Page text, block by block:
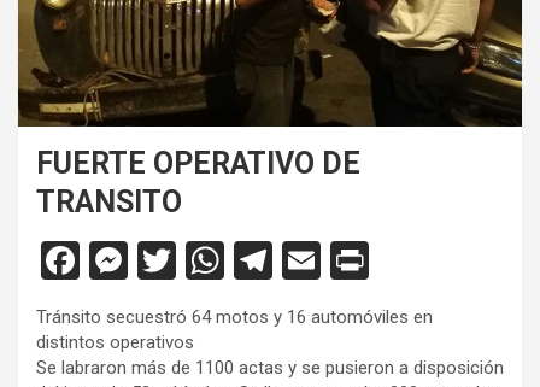
FUERTE OPERATIVO DE
TRANSITO
F
a
ce
b
M
es
se
n
T
wi
tt
er
W
h
at
s
T
el
e
gr
E
m
ail
in
tF
ri
Tránsito secuestró 64 motos y 16 automóviles en
distintos operativos
Se labraron más de 1100 actas y se pusieron a disposición